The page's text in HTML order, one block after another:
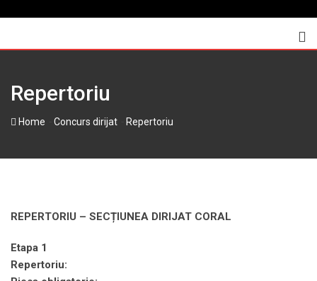
Repertoriu
Home Concurs dirijat Repertoriu
REPERTORIU – SECȚIUNEA DIRIJAT CORAL
Etapa 1
Repertoriu: